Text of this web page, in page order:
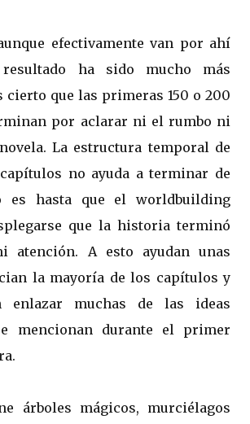
efectivamente van por ahí
ha sido mucho más
cierto que las primeras 150 o 200
por aclarar ni el rumbo ni
La estructura temporal de
no ayuda a terminar de
es hasta que el worldbuilding
que la historia terminó
atención. A esto ayudan unas
la mayoría de los capítulos y
enlazar muchas de las ideas
mencionan durante el primer
árboles mágicos, murciélagos